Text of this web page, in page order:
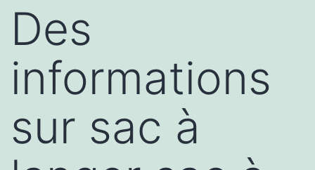
Des
informations
sur sac à